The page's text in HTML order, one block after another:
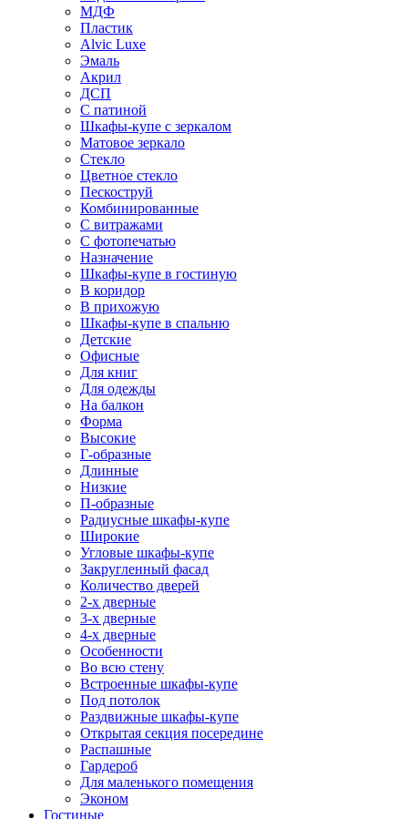
МДФ
Пластик
Alvic Luxe
Эмаль
Акрил
ДСП
С патиной
Шкафы-купе с зеркалом
Матовое зеркало
Стекло
Цветное стекло
Пескоструй
Комбинированные
С витражами
С фотопечатью
Назначение
Шкафы-купе в гостиную
В коридор
В прихожую
Шкафы-купе в спальню
Детские
Офисные
Для книг
Для одежды
На балкон
Форма
Высокие
Г-образные
Длинные
Низкие
П-образные
Радиусные шкафы-купе
Широкие
Угловые шкафы-купе
Закругленный фасад
Количество дверей
2-х дверные
3-х дверные
4-х дверные
Особенности
Во всю стену
Встроенные шкафы-купе
Под потолок
Раздвижные шкафы-купе
Открытая секция посередине
Распашные
Гардероб
Для маленького помещения
Эконом
Гостиные